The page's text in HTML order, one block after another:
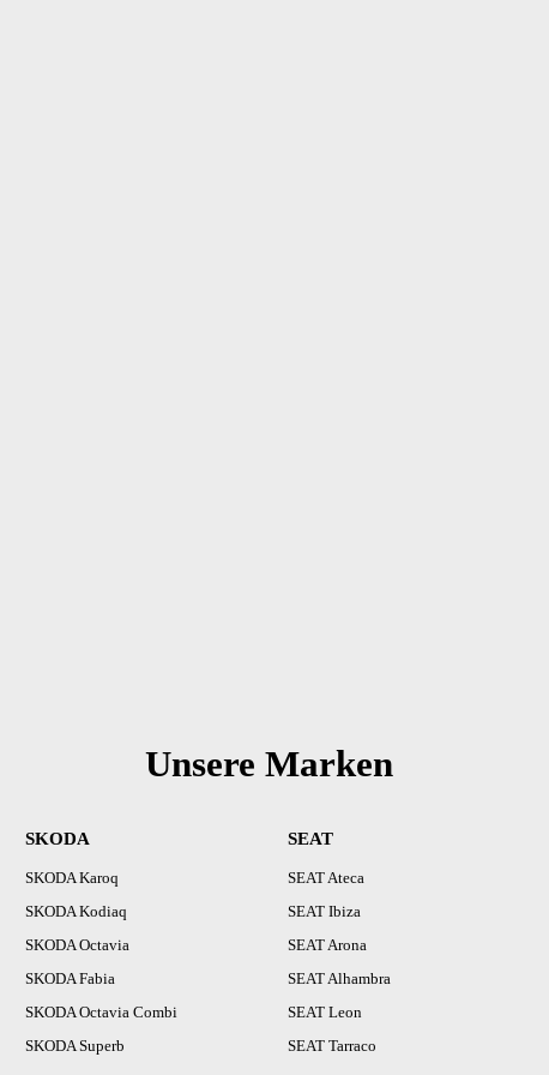
Unsere Marken
SKODA
SKODA Karoq
SKODA Kodiaq
SKODA Octavia
SKODA Fabia
SKODA Octavia Combi
SKODA Superb
SEAT
SEAT Ateca
SEAT Ibiza
SEAT Arona
SEAT Alhambra
SEAT Leon
SEAT Tarraco